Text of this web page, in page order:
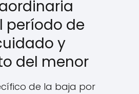
período de
y
del menor
de la baja por